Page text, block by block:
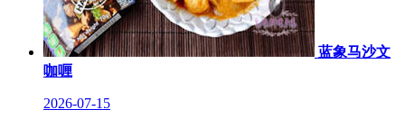
蓝象马沙文
咖喱
2026-07-15